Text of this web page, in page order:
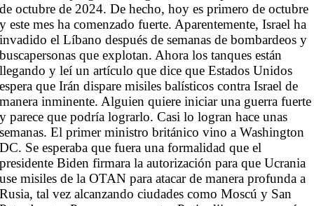
de octubre de 2024. De hecho, hoy es primero de octubre
y este mes ha comenzado fuerte. Aparentemente, Israel ha
invadido el Líbano después de semanas de bombardeos y
buscapersonas que explotan. Ahora los tanques están
llegando y leí un artículo que dice que Estados Unidos
espera que Irán dispare misiles balísticos contra Israel de
manera inminente. Alguien quiere iniciar una guerra fuerte
y parece que podría lograrlo. Casi lo logran hace unas
semanas. El primer ministro británico vino a Washington
DC. Se esperaba que fuera una formalidad que el
presidente Biden firmara la autorización para que Ucrania
use misiles de la OTAN para atacar de manera profunda a
Rusia, tal vez alcanzando ciudades como Moscú y San